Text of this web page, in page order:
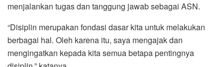
menjalankan tugas dan tanggung jawab sebagai ASN.
“Disiplin merupakan fondasi dasar kita untuk melakukan
berbagai hal. Oleh karena itu, saya mengajak dan
mengingatkan kepada kita semua betapa pentingnya